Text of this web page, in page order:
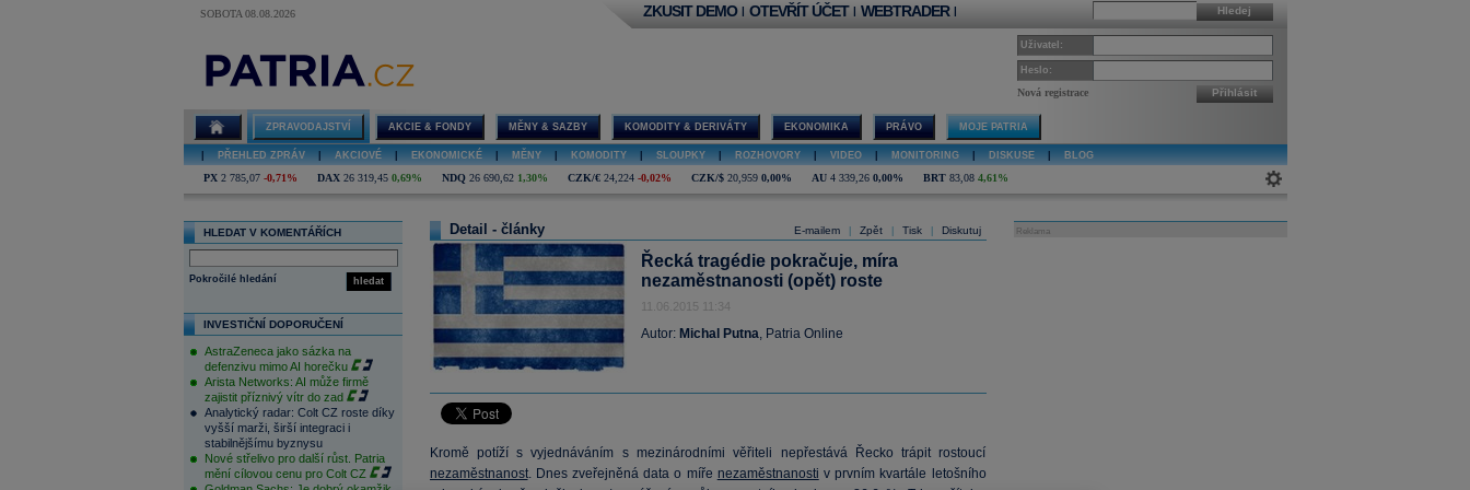
SOBOTA 08.08.2026 Hledej
ZKUSIT DEMO | OTEVŘÍT ÚČET | WEBTRADER |
Uživatel:
Heslo:
Nová registrace Přihlásit
ZPRAVODAJSTVÍ AKCIE & FONDY MĚNY & SAZBY KOMODITY & DERIVÁTY EKONOMIKA PRÁVO MOJE PATRIA
PŘEHLED ZPRÁV AKCIOVÉ EKONOMICKÉ MĚNY KOMODITY SLOUPKY ROZHOVORY VIDEO MONITORING DISKUSE BLOG
PX 2 785,07 -0,71% DAX 26 319,45 0,69% NDQ 26 690,62 1,30% CZK/€ 24,224 -0,02% CZK/$ 20,959 0,00% AU 4 339,26 0,00% BRT 83,08 4,61%
HLEDAT V KOMENTÁŘÍCH
hledat
Pokročilé hledání
INVESTIČNÍ DOPORUČENÍ
AstraZeneca jako sázka na
defenzivu mimo AI horečku
Arista Networks: AI může firmě
zajistit příznivý vítr do zad
Analytický radar: Colt CZ roste díky
vyšší marži, širší integraci i
stabilnějšímu byznysu
Nové střelivo pro další růst. Patria
mění cílovou cenu pro Colt CZ
E-mailem Zpět Tisk Diskutuj
Detail - články
Řecká tragédie pokračuje, míra
nezaměstnanosti (opět) roste
11.06.2015 11:34
Autor: Michal Putna, Patria Online
Kromě potíží s vyjednáváním s mezinárodními věřiteli nepřestává Řecko trápit rostoucí
nezaměstnanost. Dnes zveřejněná data o míře nezaměstnanosti v prvním kvartále letošního
Reklama